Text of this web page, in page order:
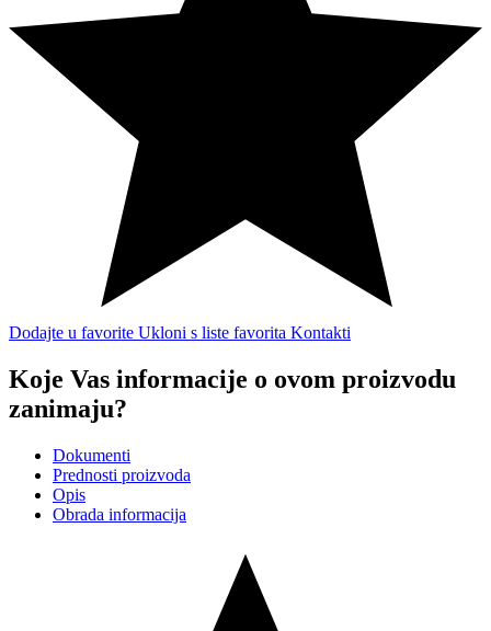
Dodajte u favorite Ukloni s liste favorita Kontakti
Koje Vas informacije o ovom proizvodu
zanimaju?
Dokumenti
Prednosti proizvoda
Opis
Obrada informacija